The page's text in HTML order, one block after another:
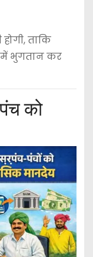
ताकि
में भुगतान कर
को